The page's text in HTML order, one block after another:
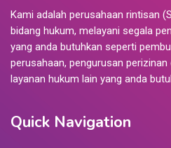
Kami adalah perusahaan rintisan
bidang hukum, melayani segala
yang anda butuhkan seperti
perusahaan, pengurusan
layanan hukum lain yang anda
Quick Navigation